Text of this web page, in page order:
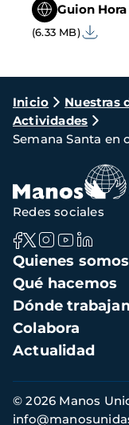
Guion
(6.33 MB)
Ruta
de
navegación
Inicio Nuestras
Actividades
Semana Santa en
Navegación
principal
Quienes somos
Qué hacemos
Dónde
Colabora
Actualidad
Redes sociales
Información
de
© 2026 Manos